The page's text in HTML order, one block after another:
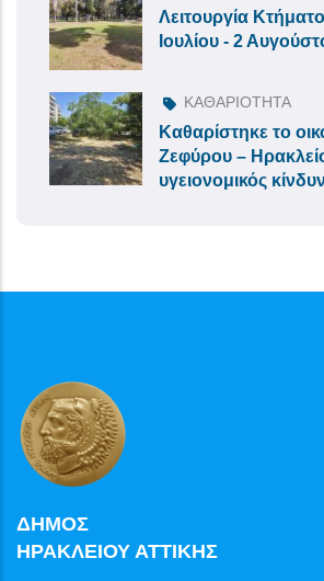
Λειτουργία
Ιουλίου - 2
ΚΑΘΑΡΙΟΤΗΤΑ
Καθαρίστηκε το
Ζεφύρου –
υγειονομικός
ΔΗΜΟΣ
ΗΡΑΚΛΕΙΟΥ ΑΤΤΙΚΗΣ